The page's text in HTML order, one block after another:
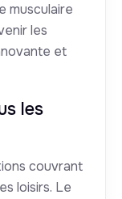
musculaire
les
et
les
couvrant
loisirs. Le